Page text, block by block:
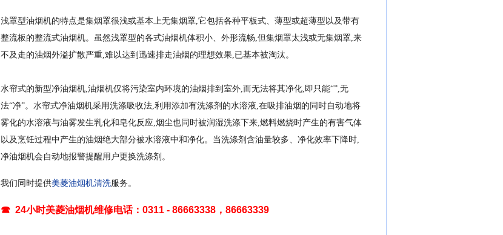
浅罩型油烟机的特点是集烟罩很浅或基本上无集烟罩,它包括各种平板式、薄型或超薄型以及带有
整流板的整流式油烟机。虽然浅罩型的各式油烟机体积小、外形流畅,但集烟罩太浅或无集烟罩,来
不及走的油烟外溢扩散严重,难以达到迅速排走油烟的理想效果,已基本被淘汰。
水帘式的新型净油烟机,油烟机仅将污染室内环境的油烟排到室外,而无法将其净化,即只能“”,无
法“净”。水帘式净油烟机采用洗涤吸收法,利用添加有洗涤剂的水溶液,在吸排油烟的同时自动地将
雾化的水溶液与油雾发生乳化和皂化反应,烟尘也同时被润湿洗涤下来,燃料燃烧时产生的有害气体
以及烹饪过程中产生的油烟绝大部分被水溶液中和净化。当洗涤剂含油量较多、净化效率下降时,
净油烟机会自动地报警提醒用户更换洗涤剂。
我们同时提供美菱油烟机清洗服务。
☎ 24小时美菱油烟机维修电话：0311 - 86663338，86663339